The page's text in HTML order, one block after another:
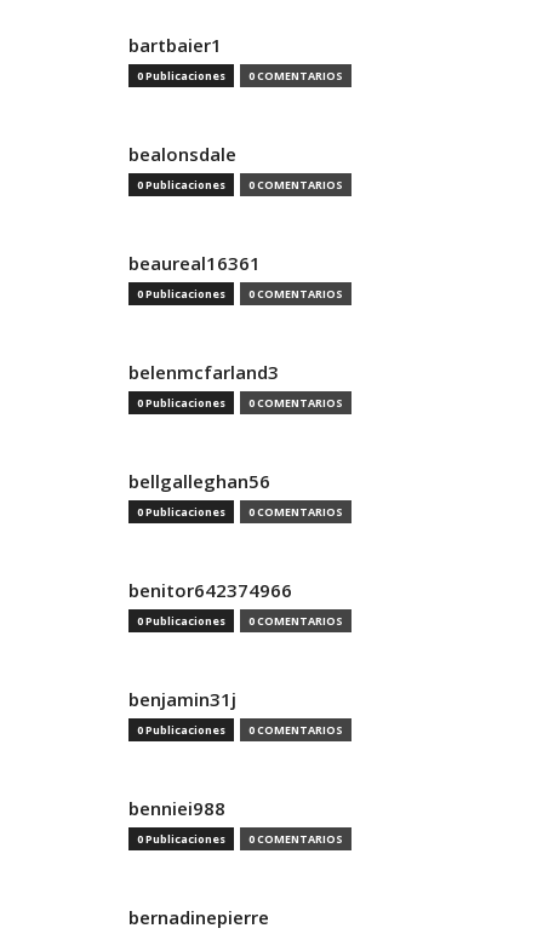
bartbaier1
0 Publicaciones 0 COMENTARIOS
bealonsdale
0 Publicaciones 0 COMENTARIOS
beaureal16361
0 Publicaciones 0 COMENTARIOS
belenmcfarland3
0 Publicaciones 0 COMENTARIOS
bellgalleghan56
0 Publicaciones 0 COMENTARIOS
benitor642374966
0 Publicaciones 0 COMENTARIOS
benjamin31j
0 Publicaciones 0 COMENTARIOS
benniei988
0 Publicaciones 0 COMENTARIOS
bernadinepierre